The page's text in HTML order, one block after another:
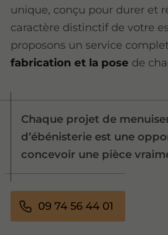
unique, conçu pour durer et
caractère distinctif de votre
proposons un service
fabrication et la pose de
Chaque projet de
d’ébénisterie est une
concevoir une pièce
09 74 56 44 01